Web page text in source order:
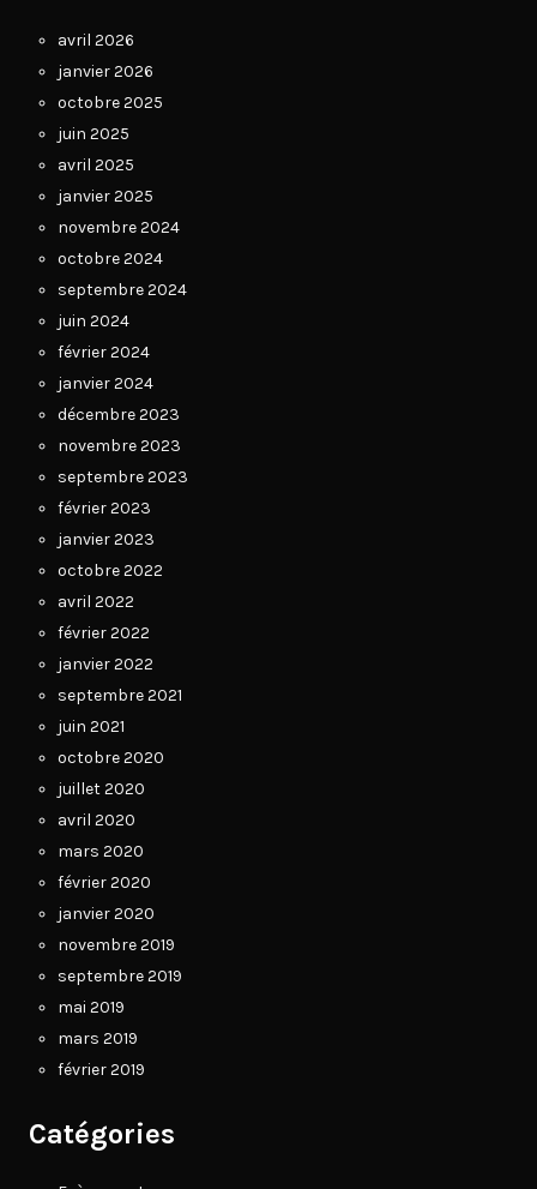
avril 2026
janvier 2026
octobre 2025
juin 2025
avril 2025
janvier 2025
novembre 2024
octobre 2024
septembre 2024
juin 2024
février 2024
janvier 2024
décembre 2023
novembre 2023
septembre 2023
février 2023
janvier 2023
octobre 2022
avril 2022
février 2022
janvier 2022
septembre 2021
juin 2021
octobre 2020
juillet 2020
avril 2020
mars 2020
février 2020
janvier 2020
novembre 2019
septembre 2019
mai 2019
mars 2019
février 2019
Catégories